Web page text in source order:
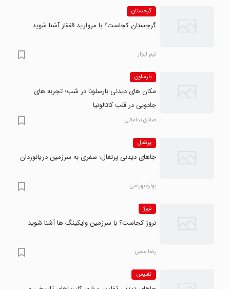
گرجستان
گرجستان کجاست؟ با مروارید قفقاز آشنا شوید
تیم ایوار
بارسلون
مکان های دیدنی بارسلونا در شب؛ تجربه های
جادویی در قلب کاتالونیا
صادق نداماتی
پرتغال
جاهای دیدنی پرتغال؛ سفری به سرزمین دریانوردان
بهاره بهرامی
نروژ
نروژ کجاست؟ با سرزمین وایکینگ ها آشنا شوید
رضا علمی
تفلیس